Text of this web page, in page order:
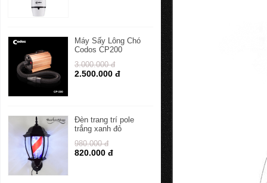
Máy Sấy Lông Chó
Codos CP200
3.000.000 đ
2.500.000 đ
Đèn trang trí pole
trắng xanh đỏ
980.000 đ
820.000 đ